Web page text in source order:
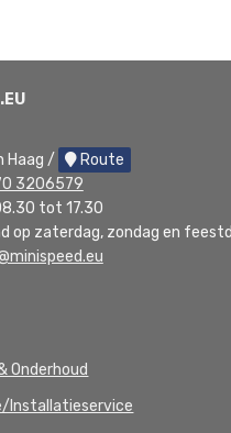
Haag /
Route
3206579
tot 17.30
op zaterdag, zondag en
Onderhoud
Installatieservice